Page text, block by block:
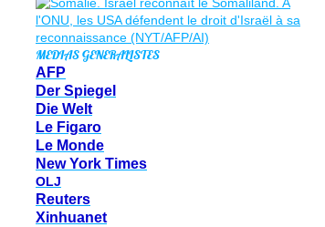
MEDIAS GENERALISTES
AFP
Der Spiegel
Die Welt
Le Figaro
Le Monde
New York Times
OLJ
Reuters
Xinhuanet